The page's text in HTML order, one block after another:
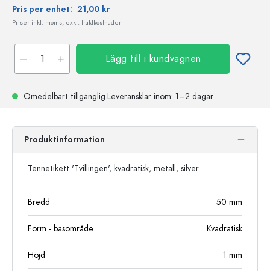
Pris per enhet: 21,00 kr
Priser inkl. moms, exkl. fraktkostnader
Lägg till i kundvagnen
Omedelbart tillgänglig.Leveransklar inom: 1–2 dagar
Produktinformation
Tennetikett 'Tvillingen', kvadratisk, metall, silver
Bredd 50 mm
Form - basområde Kvadratisk
Höjd 1 mm